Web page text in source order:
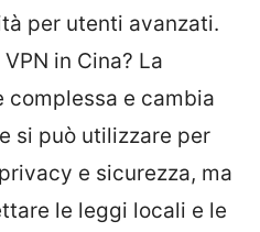
per utenti avanzati.
in Cina? La
complessa e cambia
si può utilizzare per
e sicurezza, ma
le leggi locali e le